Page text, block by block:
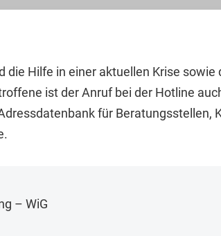
die Hilfe in einer aktuellen Krise sowie
ist der Anruf bei der Hotline
für Beratungsstellen,
– WiG